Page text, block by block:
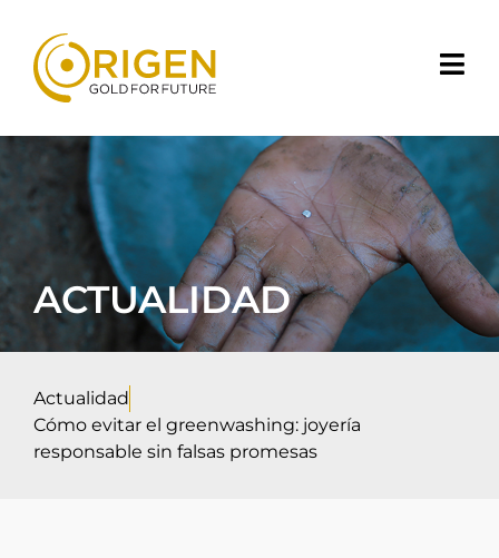
ACTUALIDAD
Actualidad
Cómo evitar el greenwashing: joyería
responsable sin falsas promesas